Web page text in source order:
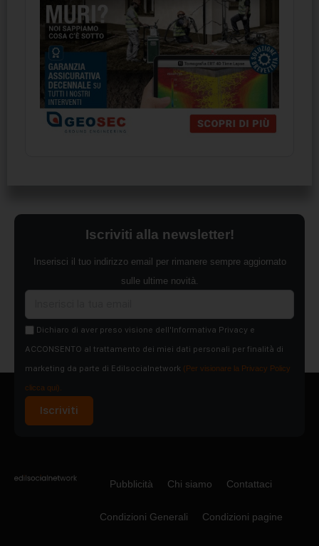
Iscriviti alla newsletter!
Inserisci il tuo indirizzo email per rimanere sempre aggiornato
sulle ultime novità.
Dichiaro di aver preso visione dell'Informativa Privacy e
ACCONSENTO al trattamento dei miei dati personali per finalità di
marketing da parte di Edilsocialnetwork (Per visionare la Privacy Policy
clicca qui).
Iscriviti
Pubblicità Chi siamo Contattaci
Condizioni Generali Condizioni pagine